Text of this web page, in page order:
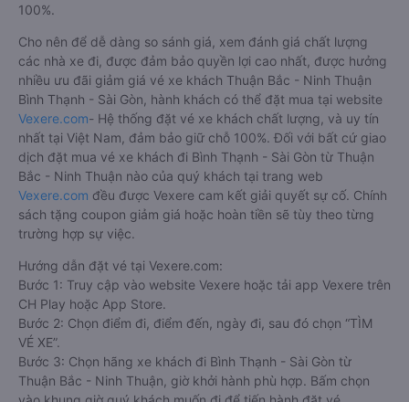
100%.
Cho nên để dễ dàng so sánh giá, xem đánh giá chất lượng
các nhà xe đi, được đảm bảo quyền lợi cao nhất, được hưởng
nhiều ưu đãi giảm giá vé xe khách Thuận Bắc - Ninh Thuận
Bình Thạnh - Sài Gòn, hành khách có thể đặt mua tại website
Vexere.com- Hệ thống đặt vé xe khách chất lượng, và uy tín
nhất tại Việt Nam, đảm bảo giữ chỗ 100%. Đối với bất cứ giao
dịch đặt mua vé xe khách đi Bình Thạnh - Sài Gòn từ Thuận
Bắc - Ninh Thuận nào của quý khách tại trang web
Vexere.com đều được Vexere cam kết giải quyết sự cố. Chính
sách tặng coupon giảm giá hoặc hoàn tiền sẽ tùy theo từng
trường hợp sự việc.
Hướng dẫn đặt vé tại Vexere.com:
Bước 1: Truy cập vào website Vexere hoặc tải app Vexere trên
CH Play hoặc App Store.
Bước 2: Chọn điểm đi, điểm đến, ngày đi, sau đó chọn “TÌM
VÉ XE”.
Bước 3: Chọn hãng xe khách đi Bình Thạnh - Sài Gòn từ
Thuận Bắc - Ninh Thuận, giờ khởi hành phù hợp. Bấm chọn